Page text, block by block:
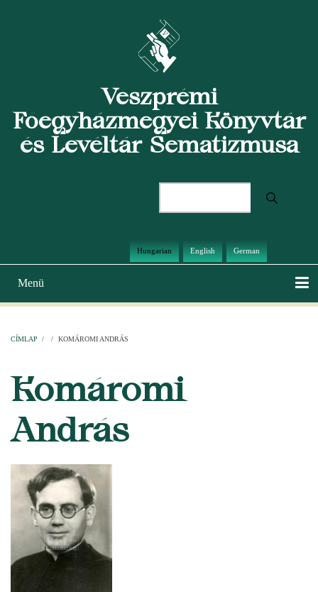
Veszprémi
Főegyházmegyei Könyvtár
és Levéltár Sematizmusa
Hungarian English German
Main
navigation
Menü
CÍMLAP / / KOMÁROMI ANDRÁS
Komáromi
András